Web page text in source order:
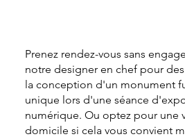
Prenez rendez-vous sans
notre designer en chef pour
la conception d'un monument
unique lors d'une séance
numérique. Ou optez pour une
domicile si cela vous convient